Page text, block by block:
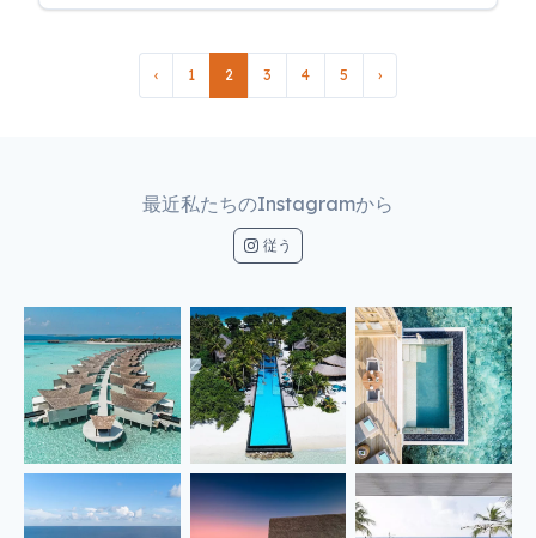
‹ 1 2 3 4 5 ›
最近私たちのInstagramから
従う